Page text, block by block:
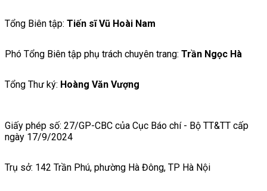
Tổng Biên tập: Tiến sĩ Vũ Hoài Nam
Phó Tổng Biên tập phụ trách chuyên trang: Trần Ngọc Hà
Tổng Thư ký: Hoàng Văn Vượng
Giấy phép số: 27/GP-CBC của Cục Báo chí - Bộ TT&TT cấp
ngày 17/9/2024
Trụ sở: 142 Trần Phú, phường Hà Đông, TP Hà Nội